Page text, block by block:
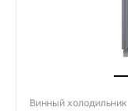
Винный холодильник